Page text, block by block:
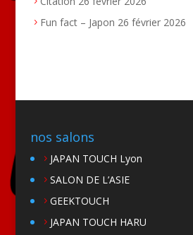
Fun fact – Japon 26 février 2026
nos salons
JAPAN TOUCH Lyon
SALON DE L’ASIE
GEEKTOUCH
JAPAN TOUCH HARU